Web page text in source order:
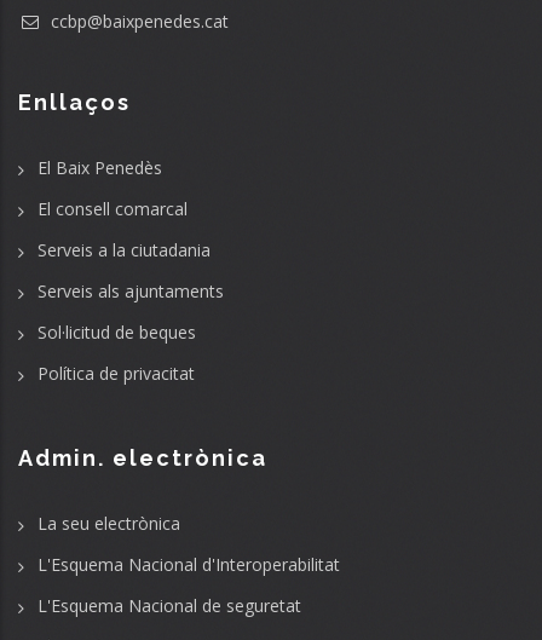
ccbp@baixpenedes.cat
Enllaços
El Baix Penedès
El consell comarcal
Serveis a la ciutadania
Serveis als ajuntaments
Sol·licitud de beques
Política de privacitat
Admin. electrònica
La seu electrònica
L'Esquema Nacional d'Interoperabilitat
L'Esquema Nacional de seguretat